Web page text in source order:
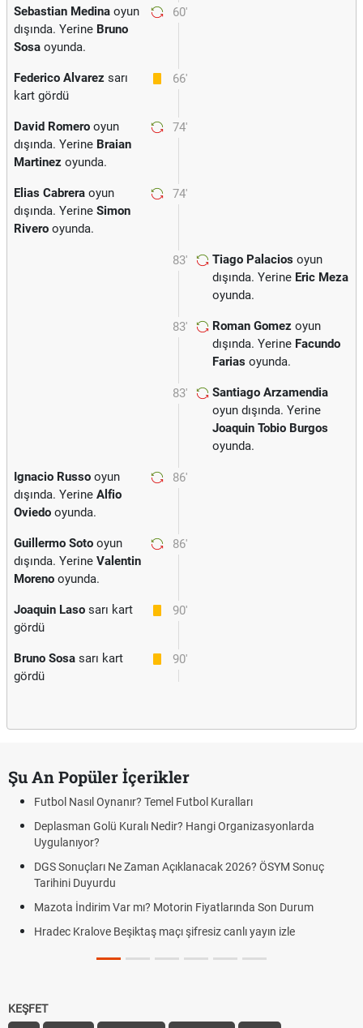
60'
Sebastian Medina oyun
dışında. Yerine Bruno
Sosa oyunda.
66'
Federico Alvarez sarı
kart gördü
74'
David Romero oyun
dışında. Yerine Braian
Martinez oyunda.
74'
Elias Cabrera oyun
dışında. Yerine Simon
Rivero oyunda.
83' Tiago Palacios oyun
dışında. Yerine Eric Meza
oyunda.
83' Roman Gomez oyun
dışında. Yerine Facundo
Farias oyunda.
83'
Santiago Arzamendia
oyun dışında. Yerine
Joaquin Tobio Burgos
oyunda.
86'
Ignacio Russo oyun
dışında. Yerine Alfio
Oviedo oyunda.
86'
Guillermo Soto oyun
dışında. Yerine Valentin
Moreno oyunda.
90'
Joaquin Laso sarı kart
gördü
90'
Bruno Sosa sarı kart
gördü
Şu An Popüler İçerikler
Futbol Nasıl Oynanır? Temel Futbol Kuralları
Deplasman Golü Kuralı Nedir? Hangi Organizasyonlarda
Uygulanıyor?
DGS Sonuçları Ne Zaman Açıklanacak 2026? ÖSYM Sonuç
Tarihini Duyurdu
Mazota İndirim Var mı? Motorin Fiyatlarında Son Durum
Hradec Kralove Beşiktaş maçı şifresiz canlı yayın izle
KEŞFET